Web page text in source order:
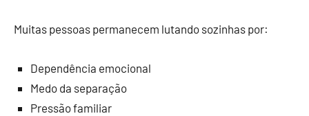
Muitas pessoas permanecem lutando sozinhas por:
Dependência emocional
Medo da separação
Pressão familiar